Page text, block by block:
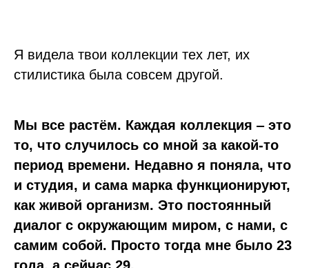
Я видела твои коллекции тех лет, их
стилистика была совсем другой.
Мы все растём. Каждая коллекция ‒ это
то, что случилось со мной за какой-то
период времени. Недавно я поняла, что
и студия, и сама марка функционируют,
как живой организм. Это постоянный
диалог с окружающим миром, с нами, с
самим собой. Просто тогда мне было 23